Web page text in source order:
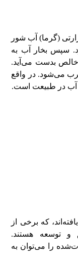
(گرما) آب شور
سپس بخار آب به
خالص بدست می‌آید.
می‌شود. در واقع
آب در طبیعت است.
که برخی از
توسعه هستند.
را می‌توان به